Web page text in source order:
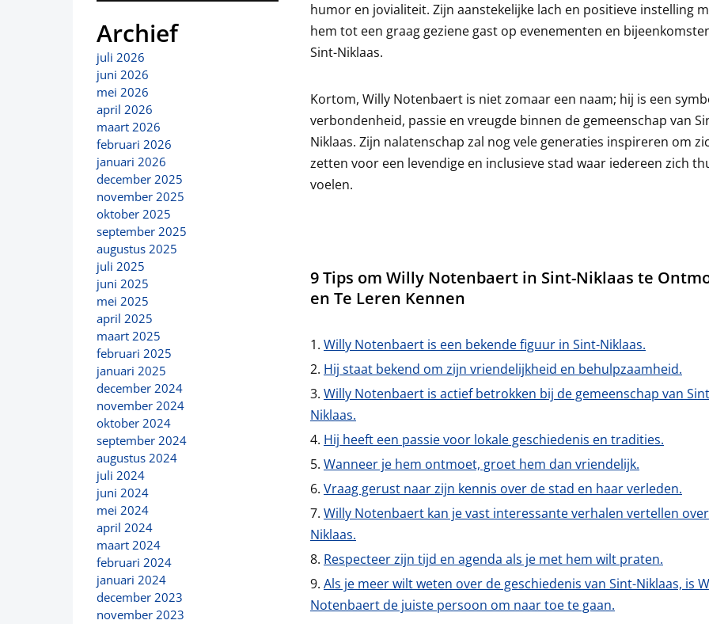
Archief
juli 2026
juni 2026
mei 2026
april 2026
maart 2026
februari 2026
januari 2026
december 2025
november 2025
oktober 2025
september 2025
augustus 2025
juli 2025
juni 2025
mei 2025
april 2025
maart 2025
februari 2025
januari 2025
december 2024
november 2024
oktober 2024
september 2024
augustus 2024
juli 2024
juni 2024
mei 2024
april 2024
maart 2024
februari 2024
januari 2024
december 2023
november 2023
humor en jovialiteit. Zijn aanstekelijke lach en positieve instelling
hem tot een graag geziene gast op evenementen en
Sint-Niklaas.
Kortom, Willy Notenbaert is niet zomaar een naam; hij is een
verbondenheid, passie en vreugde binnen de gemeenschap van
Niklaas. Zijn nalatenschap zal nog vele generaties inspireren om
zetten voor een levendige en inclusieve stad waar iedereen zich
voelen.
9 Tips om Willy Notenbaert in Sint-Niklaas te
en Te Leren Kennen
Willy Notenbaert is een bekende figuur in Sint-Niklaas.
Hij staat bekend om zijn vriendelijkheid en behulpzaamheid.
Willy Notenbaert is actief betrokken bij de gemeenschap van
Niklaas.
Hij heeft een passie voor lokale geschiedenis en tradities.
Wanneer je hem ontmoet, groet hem dan vriendelijk.
Vraag gerust naar zijn kennis over de stad en haar verleden.
Willy Notenbaert kan je vast interessante verhalen vertellen
Niklaas.
Respecteer zijn tijd en agenda als je met hem wilt praten.
Als je meer wilt weten over de geschiedenis van Sint-Niklaas, is
Notenbaert de juiste persoon om naar toe te gaan.